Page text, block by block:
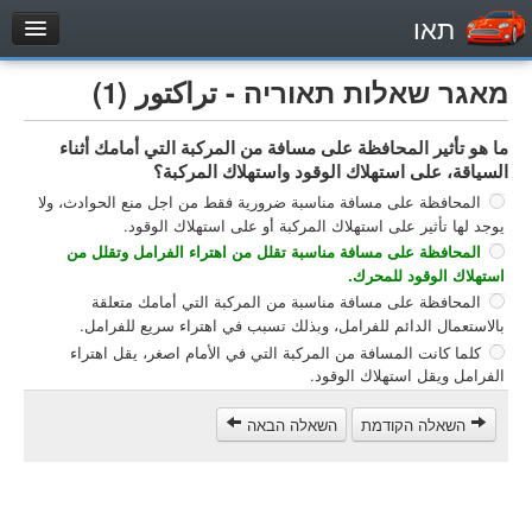
תאו
עמוד הבית
מבחן
مركبة خاصة (B)
دراجة نارية (A)
تراكتور (1)
مركبة شحن خفيف (C1)
مركبة شحن ثقيل (C)
مركبة عمومية (D)
מאגר שאלות
مركبة خاصة (B)
دراجة نارية (A)
מאגר שאלות תאוריה - تراكتور (1)
ما هو تأثير المحافظة على مسافة من المركبة التي أمامك أثناء
السياقة، على استهلاك الوقود واستهلاك المركبة؟
المحافظة على مسافة مناسبة ضرورية فقط من اجل منع الحوادث، ولا
يوجد لها تأثير على استهلاك المركبة أو على استهلاك الوقود.
المحافظة على مسافة مناسبة تقلل من اهتراء الفرامل وتقلل من
استهلاك الوقود للمحرك.
المحافظة على مسافة مناسبة من المركبة التي أمامك متعلقة
بالاستعمال الدائم للفرامل، وبذلك تسبب في اهتراء سريع للفرامل.
كلما كانت المسافة من المركبة التي في الأمام اصغر، يقل اهتراء
الفرامل ويقل استهلاك الوقود.
השאלה הקודמת השאלה הבאה